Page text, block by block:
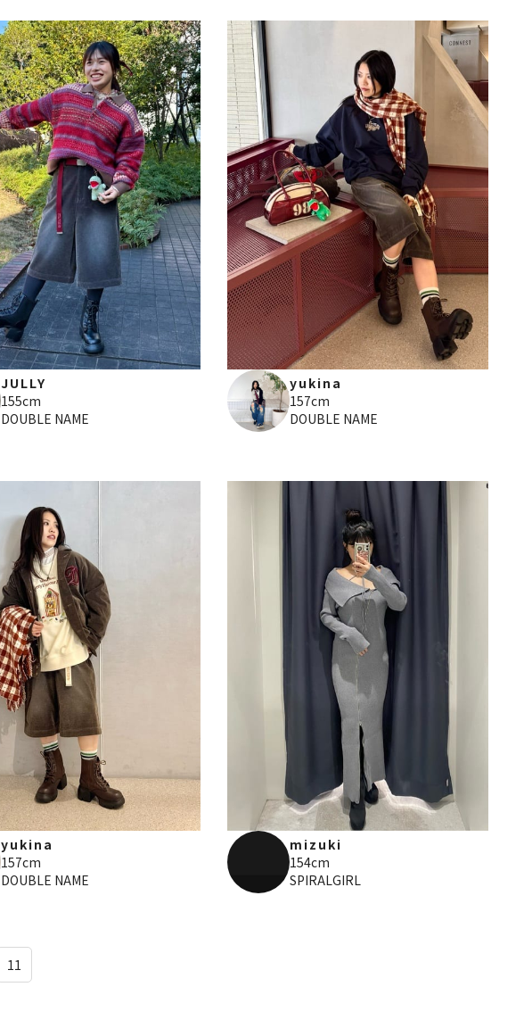
JULLY
155cm
DOUBLE NAME
yukina
157cm
DOUBLE NAME
yukina
157cm
DOUBLE NAME
mizuki
154cm
SPIRALGIRL
11